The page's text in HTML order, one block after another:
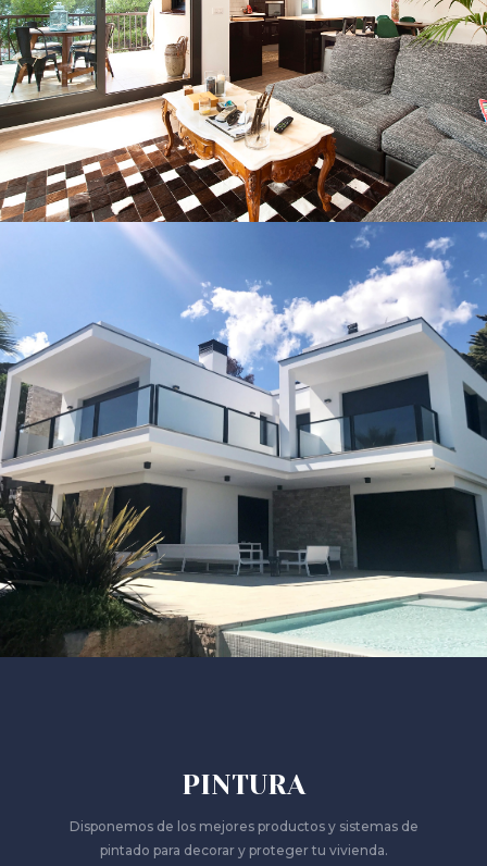
PINTURA
Disponemos de los mejores productos y sistemas de
pintado para decorar y proteger tu vivienda.